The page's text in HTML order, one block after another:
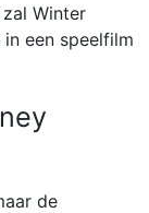
Winter
een speelfilm
de